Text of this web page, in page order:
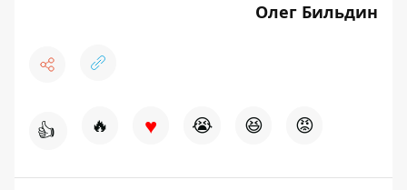
Олег Бильдин
👍 🔥 ♥ 😭 😆 😡